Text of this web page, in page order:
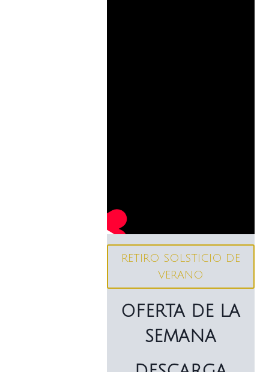
RETIRO SOLSTICIO DE
VERANO
OFERTA DE LA
SEMANA